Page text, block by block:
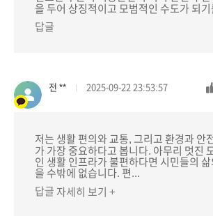
을 두어 상징적이고 모범적인 수도가 되
답글
전 ** 2025-09-22 23:53:57
저는 생활 편의와 교통, 그리고 환경과 안
가 가장 중요하다고 봅니다. 아무리 멋진
인 생활 인프라가 불편하다면 시민들의
을 수밖에 없습니다. 편...
답글 자세히 보기 +